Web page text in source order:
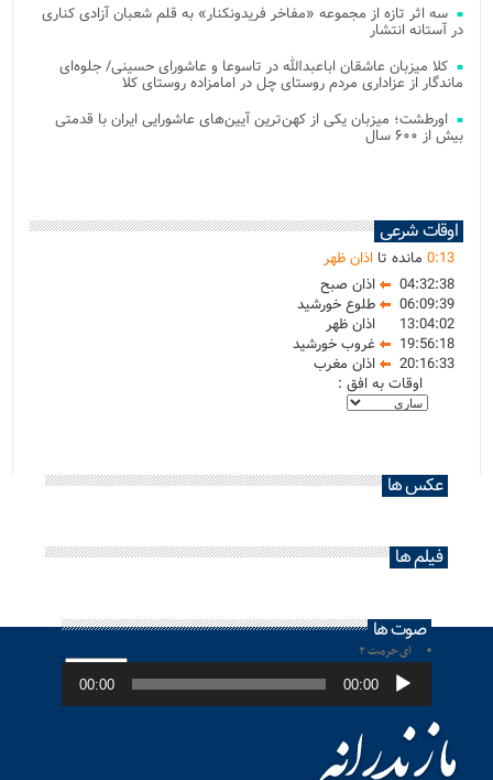
سه اثر تازه از مجموعه «مفاخر فریدونکنار» به قلم شعبان آزادی کناری
در آستانه انتشار
کلا میزبان عاشقان اباعبدالله در تاسوعا و عاشورای حسینی/ جلوه‌ای
ماندگار از عزاداری مردم روستای چل در امامزاده روستای کلا
اورطشت؛ میزبان یکی از کهن‌ترین آیین‌های عاشورایی ایران با قدمتی
بیش از ۶۰۰ سال
اوقات شرعی
0:13 مانده تااذان ظهر
04:32:38
اذان صبح
06:09:39
طلوع خورشید
13:04:02
اذان ظهر
19:56:18
غروب خورشید
20:16:33
اذان مغرب
اوقات به افق :
عکس ها
فیلم ها
صوت ها
ای حرمت ۲
پخش‌کننده
صوت 00:00
00:00